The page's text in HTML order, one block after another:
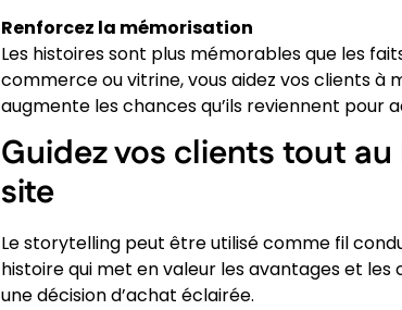
Renforcez la mémorisation
Les histoires sont plus mémorables que les
commerce ou vitrine, vous aidez vos clients à
augmente les chances qu’ils reviennent pour
Guidez vos clients tout
site
Le storytelling peut être utilisé comme fil
histoire qui met en valeur les avantages et
une décision d’achat éclairée.